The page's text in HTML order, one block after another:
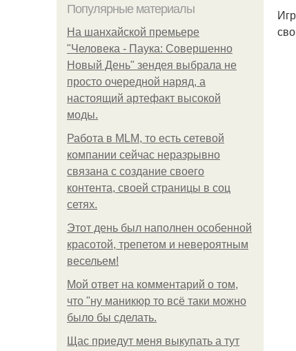
Популярные материалы
На шанхайской премьере
"Человека - Паука: Совершенно
Новый День" зендея выбрала не
просто очередной наряд, а
настоящий артефакт высокой
моды.
Работа в MLM, то есть сетевой
компании сейчас неразрывно
связана с создание своего
контента, своей страницы в соц
сетях.
Этот день был наполнен особенной
красотой, трепетом и невероятным
весельем!
Мой ответ на комментарий о том,
что "ну маникюр то всё таки можно
было бы сделать.
Щас приедут меня выкупать а тут